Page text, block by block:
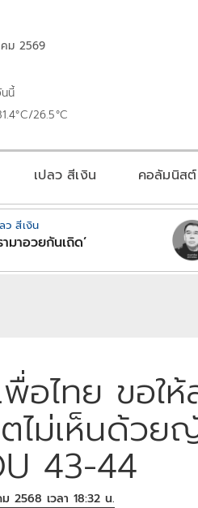
ม 2569
นี้
26.5°C
เปลว สีเงิน คอลัมนิสต์
ว สีเงิน
ามาอวยกันเถิด’
อไทย ขอใ
ไม่เห็นด้ว
43-44
2568 เวลา 18:32 น.